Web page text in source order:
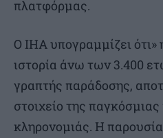
πλατφόρμας.
Ο ΙΗΑ υπογραμμίζει
ιστορία άνω των 3.400
γραπτής παράδοσης,
στοιχείο της παγκόσμιας
κληρονομιάς. Η